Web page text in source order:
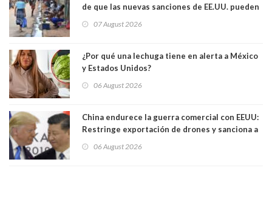
de que las nuevas sanciones de EE.UU. pueden
07 August 2026
¿Por qué una lechuga tiene en alerta a México
y Estados Unidos?
06 August 2026
China endurece la guerra comercial con EEUU:
Restringe exportación de drones y sanciona a
06 August 2026